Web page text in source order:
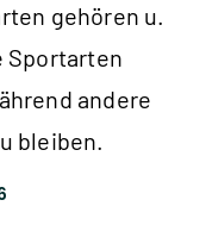
gehören u.
Sportarten
andere
bleiben.